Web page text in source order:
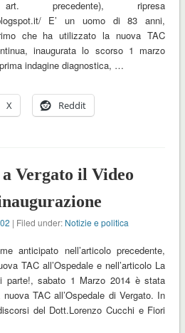
precedente), ripresa
E’ un uomo di 83 anni,
che ha utilizzato la nuova TAC
inaugurata lo scorso 1 marzo
indagine diagnostica, …
X Reddit
Vergato il Video
| Filed under: Notizie e politica
anticipato nell’articolo precedente,
TAC all’Ospedale e nell’articolo La
parte!, sabato 1 Marzo 2014 è stata
TAC all’Ospedale di Vergato. In
del Dott.Lorenzo Cucchi e Fiori